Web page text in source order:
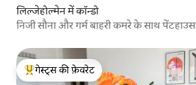
लिल्जेहोल्मेन में कॉन्डो
निजी सौना और गर्म बाहरी कमरे के साथ पेंटहाउस
गेस्ट्स का टॉप फ़ेवरेट
गेस्ट्स की फ़ेवरेट